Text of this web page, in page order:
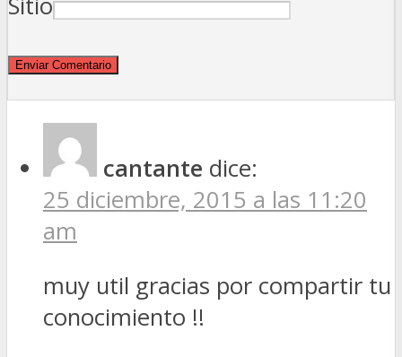
cantante dice:
25 diciembre, 2015 a las 11:20
am
muy util gracias por compartir tu
conocimiento !!